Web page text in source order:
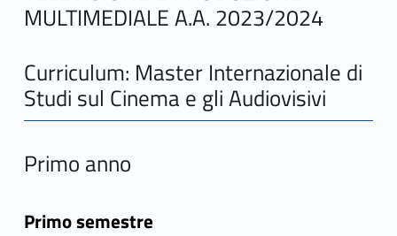
MULTIMEDIALE A.A. 2023/2024
Curriculum: Master Internazionale di
Studi sul Cinema e gli Audiovisivi
Primo anno
Primo semestre